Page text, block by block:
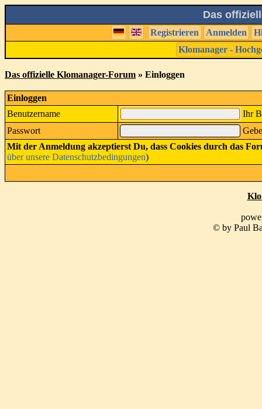
Das
Registrieren Anmelden
Klomanager -
Das offizielle Klomanager-Forum » Einloggen
Einloggen
Benutzername
Ihr
Passwort
Mit der Anmeldung akzeptierst Du, dass Cookies durch das
über unsere Datenschutzbedingungen)
© by Paul